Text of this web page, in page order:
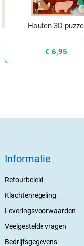
Houten 3D puzzel
€ 6,95
Informatie
Retourbeleid
Klachtenregeling
Leveringsvoorwaarden
Veelgestelde vragen
Bedrijfsgegevens